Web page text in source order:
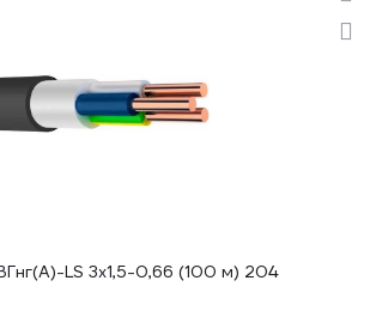
LS 3х1,5-0,66 (100 м) 204